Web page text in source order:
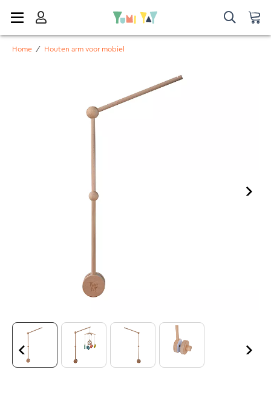
Home / Houten arm voor mobiel